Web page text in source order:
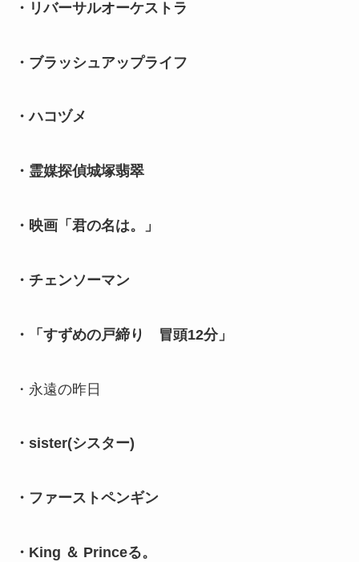
・リバーサルオーケストラ
・ブラッシュアップライフ
・ハコヅメ
・霊媒探偵城塚翡翠
・映画「君の名は。」
・チェンソーマン
・「すずめの戸締り 冒頭12分」
・永遠の昨日
・sister(シスター)
・ファーストペンギン
・King ＆ Princeる。